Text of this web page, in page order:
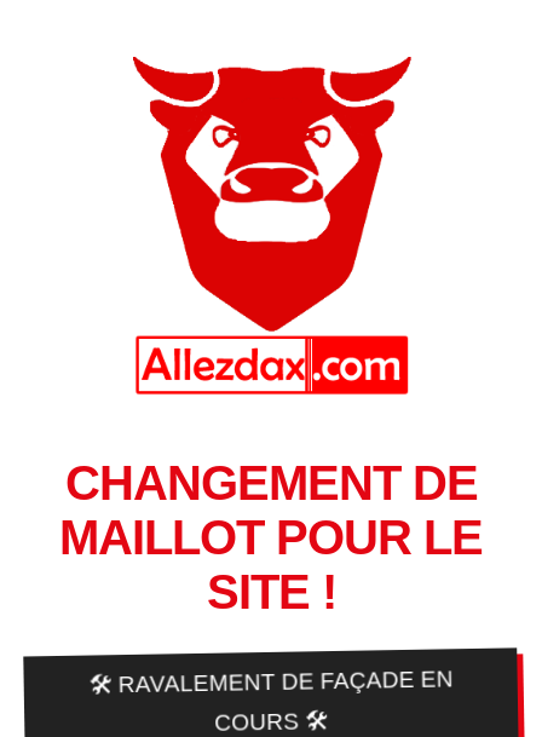
CHANGEMENT DE
MAILLOT POUR LE
SITE !
🛠️ RAVALEMENT DE FAÇADE EN
COURS 🛠️